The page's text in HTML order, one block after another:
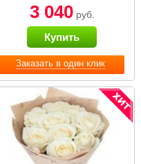
Заказать в один клик
3 040руб.
Купить